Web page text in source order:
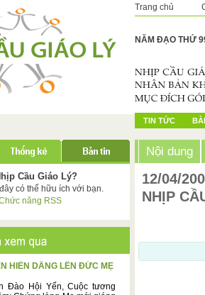
Trang chủ
NĂM ĐẠO THỨ
TIN TỨC
Cầu Giáo Lý?
có thể hữu ích với bạn.
năng RSS
HIẾN DÂNG LÊN ĐỨC MẸ
Đào Hội Yến, Cuộc tương
Nội dung
12/04/
NHỊP